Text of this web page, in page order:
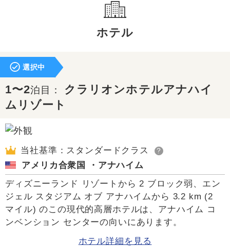
ホテル
選択中
1〜2泊目： クラリオンホテルアナハイ
ムリゾート
当社基準：スタンダードクラス ?
アメリカ合衆国 ・アナハイム
ディズニーランド リゾートから 2 ブロック弱、エン
ジェル スタジアム オブ アナハイムから 3.2 km (2
マイル) のこの現代的高層ホテルは、アナハイム コ
ンベンション センターの向いにあります。
ホテル詳細を見る